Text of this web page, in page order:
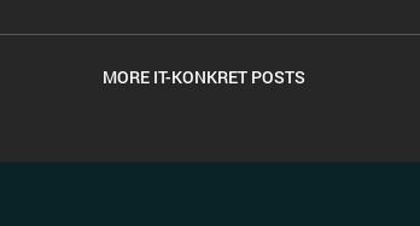
MORE IT-KONKRET POSTS